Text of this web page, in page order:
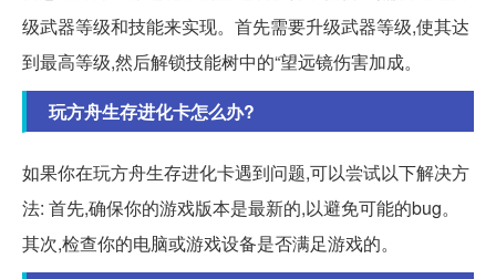
级武器等级和技能来实现。首先需要升级武器等级,使其达
到最高等级,然后解锁技能树中的“望远镜伤害加成。
玩方舟生存进化卡怎么办?
如果你在玩方舟生存进化卡遇到问题,可以尝试以下解决方
法: 首先,确保你的游戏版本是最新的,以避免可能的bug。
其次,检查你的电脑或游戏设备是否满足游戏的。